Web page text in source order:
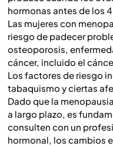
hormonas antes de los
Las mujeres con
riesgo de padecer
osteoporosis,
cáncer, incluido el
Los factores de riesgo
tabaquismo y ciertas
Dado que la
a largo plazo, es
consulten con un
hormonal, los cambios